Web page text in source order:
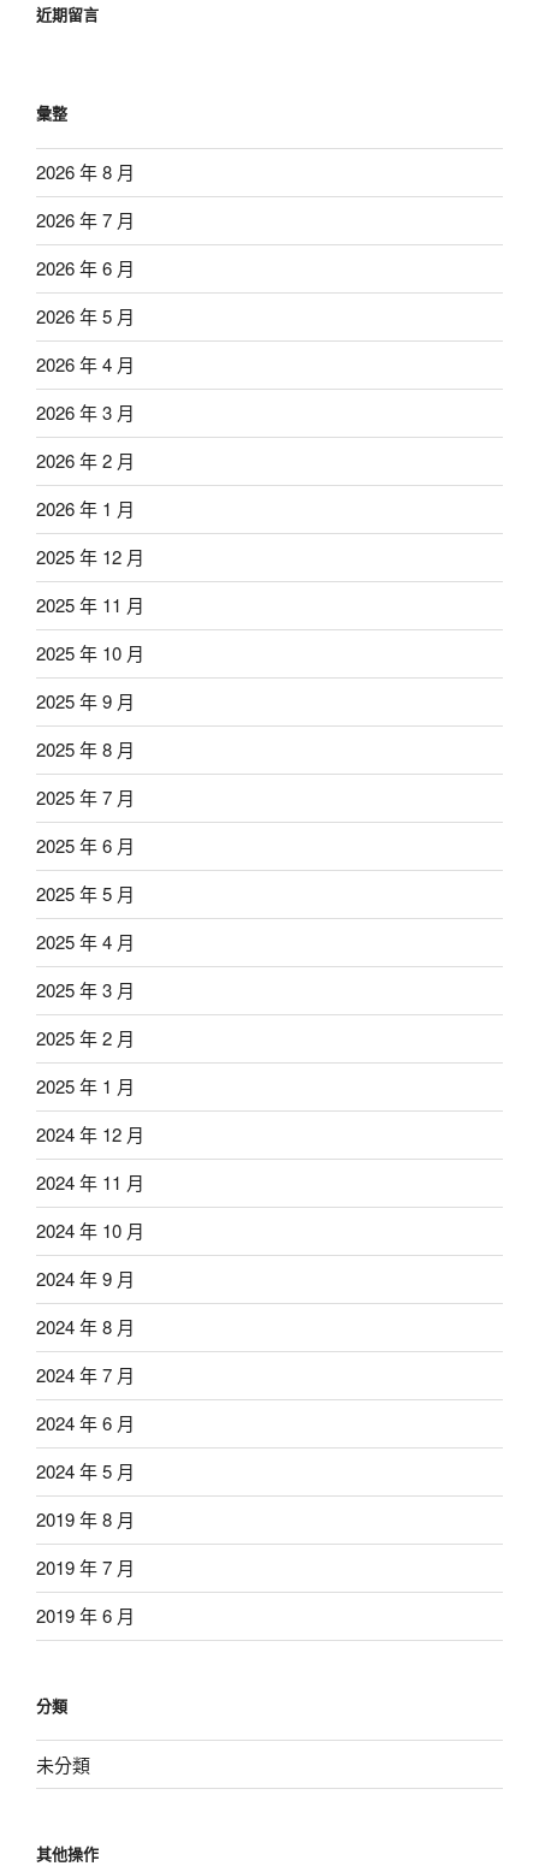
近期留言
彙整
2026 年 8 月
2026 年 7 月
2026 年 6 月
2026 年 5 月
2026 年 4 月
2026 年 3 月
2026 年 2 月
2026 年 1 月
2025 年 12 月
2025 年 11 月
2025 年 10 月
2025 年 9 月
2025 年 8 月
2025 年 7 月
2025 年 6 月
2025 年 5 月
2025 年 4 月
2025 年 3 月
2025 年 2 月
2025 年 1 月
2024 年 12 月
2024 年 11 月
2024 年 10 月
2024 年 9 月
2024 年 8 月
2024 年 7 月
2024 年 6 月
2024 年 5 月
2019 年 8 月
2019 年 7 月
2019 年 6 月
分類
未分類
其他操作